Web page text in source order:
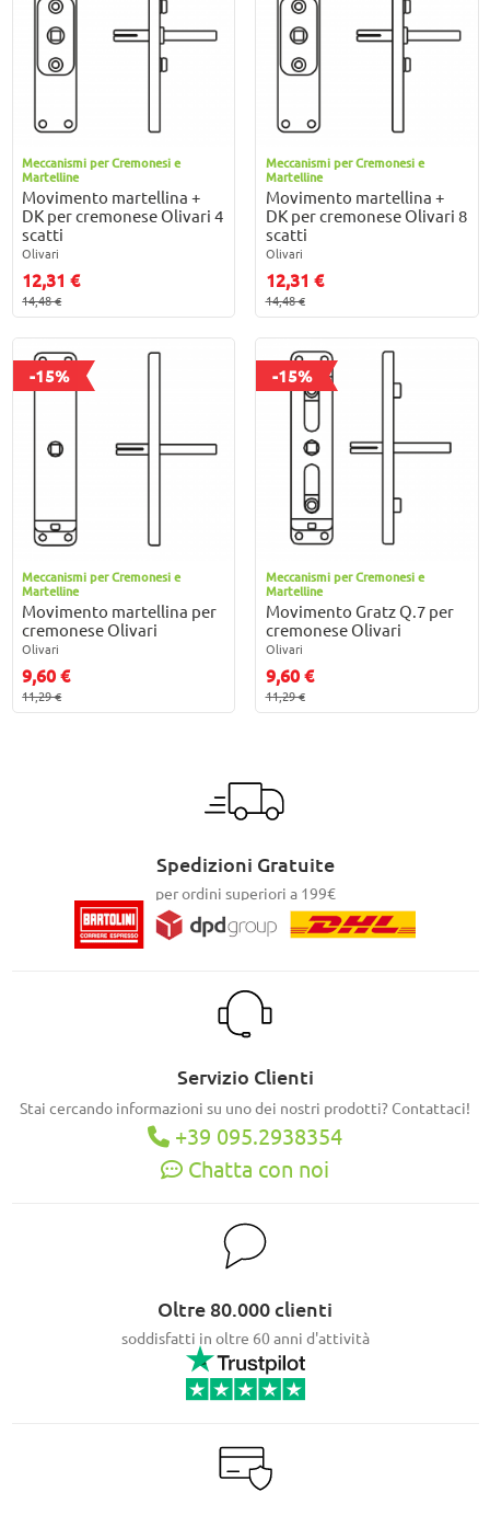
Meccanismi per Cremonesi e
Martelline
Movimento martellina +
DK per cremonese Olivari 4
scatti
Olivari
12,31 €
14,48 €
Meccanismi per Cremonesi e
Martelline
Movimento martellina +
DK per cremonese Olivari 8
scatti
Olivari
12,31 €
14,48 €
-15%
Meccanismi per Cremonesi e
Martelline
Movimento martellina per
cremonese Olivari
Olivari
9,60 €
11,29 €
-15%
Meccanismi per Cremonesi e
Martelline
Movimento Gratz Q.7 per
cremonese Olivari
Olivari
9,60 €
11,29 €
Spedizioni Gratuite
per ordini superiori a 199€
Servizio Clienti
Stai cercando informazioni su uno dei nostri prodotti? Contattaci!
+39 095.2938354
Chatta con noi
Oltre 80.000 clienti
soddisfatti in oltre 60 anni d'attività